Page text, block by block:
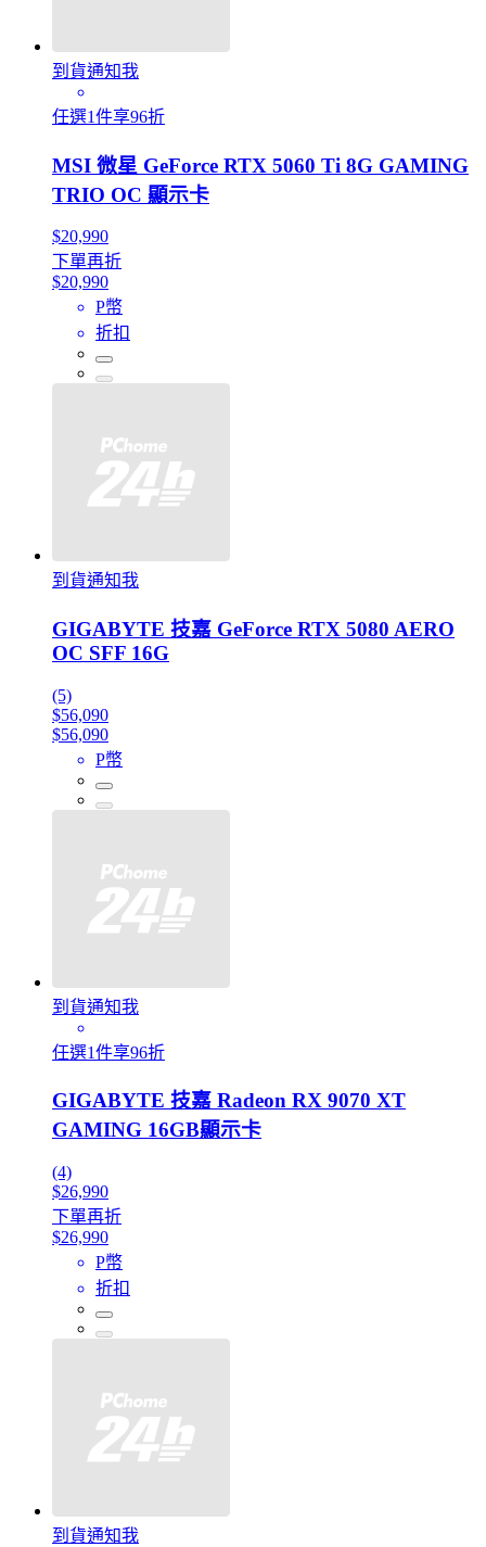
到貨通知我
任選1件享96折
MSI 微星 GeForce RTX 5060 Ti 8G GAMING
TRIO OC 顯示卡
$20,990
下單再折
$20,990
P幣
折扣
到貨通知我
GIGABYTE 技嘉 GeForce RTX 5080 AERO
OC SFF 16G
(5)
$56,090
$56,090
P幣
到貨通知我
任選1件享96折
GIGABYTE 技嘉 Radeon RX 9070 XT
GAMING 16GB顯示卡
(4)
$26,990
下單再折
$26,990
P幣
折扣
到貨通知我